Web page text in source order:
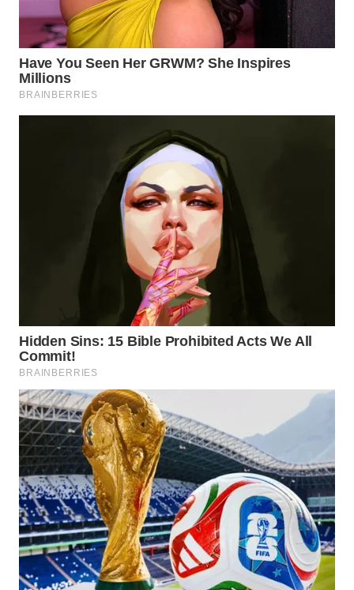
WAHANA
Wahana
Network
MARTABAT
NET
PLN
WATCH
MKLI
LPKKI
LKKI
KOPEKLIN